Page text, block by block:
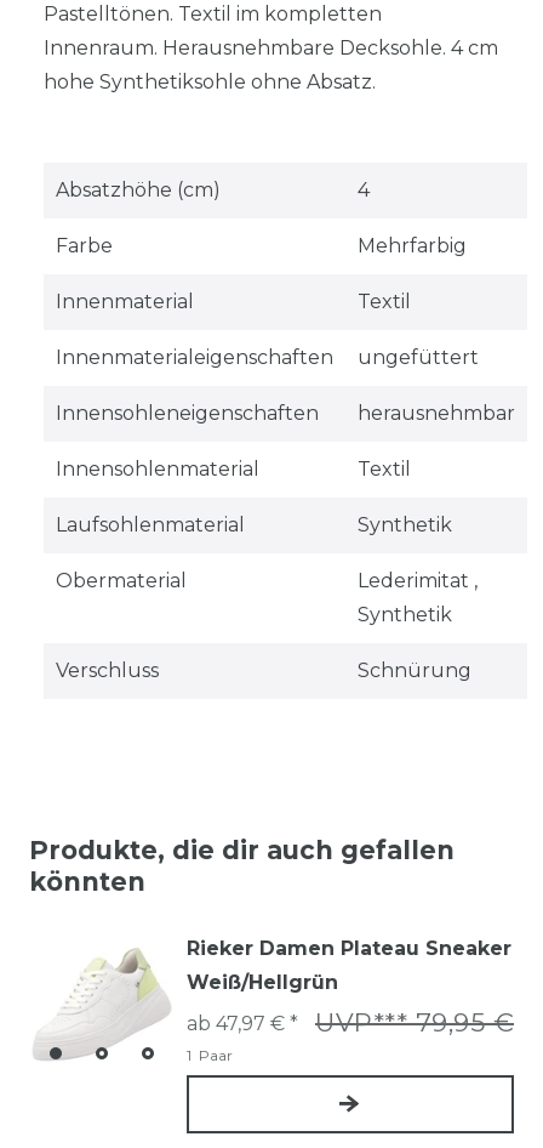
Pastelltönen. Textil im kompletten
Innenraum. Herausnehmbare Decksohle. 4 cm
hohe Synthetiksohle ohne Absatz.
Absatzhöhe (cm) 4
Farbe Mehrfarbig
Innenmaterial Textil
Innenmaterialeigenschaften ungefüttert
Innensohleneigenschaften herausnehmbar
Innensohlenmaterial Textil
Laufsohlenmaterial Synthetik
Obermaterial
Lederimitat ,
Synthetik
Verschluss Schnürung
Produkte, die dir auch gefallen
könnten
Rieker Damen Plateau Sneaker
Weiß/Hellgrün
UVP*** 79,95 €
ab 47,97 € *
1 Paar